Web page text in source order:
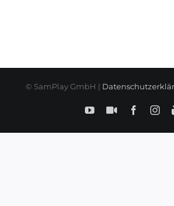
© SamPlay GmbH |
YouTubeSamPlayFacebook